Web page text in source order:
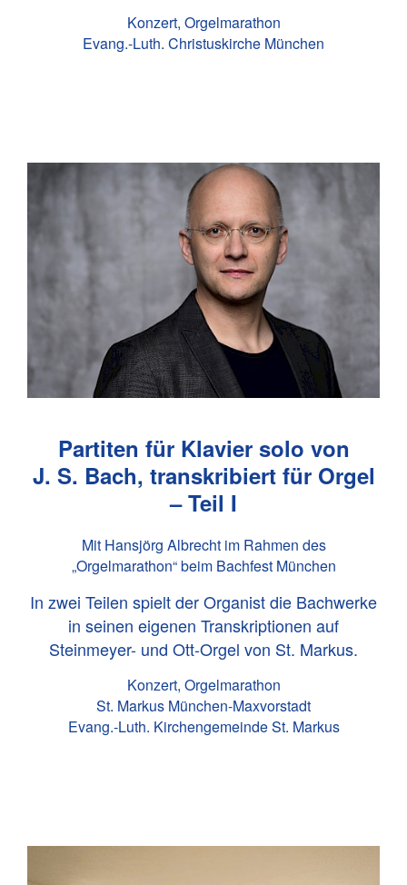
Konzert, Orgelmarathon
Evang.-Luth. Christuskirche München
Partiten für Klavier solo von
J. S. Bach, transkribiert für Orgel
– Teil I
Mit Hansjörg Albrecht im Rahmen des
„Orgelmarathon“ beim Bachfest München
In zwei Teilen spielt der Organist die Bachwerke
in seinen eigenen Transkriptionen auf
Steinmeyer- und Ott-Orgel von St. Markus.
Konzert, Orgelmarathon
St. Markus München-Maxvorstadt
Evang.-Luth. Kirchengemeinde St. Markus